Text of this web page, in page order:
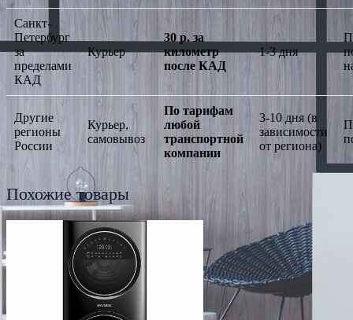
Санкт-
Петербург
за
пределами
КАД
Курьер
30 р. за
километр
после КАД
1-3 дня
Другие
регионы
России
Курьер,
самовывоз
По тарифам
любой
транспортной
компании
3-10 дня (в
зависимости
от региона)
Похожие товары